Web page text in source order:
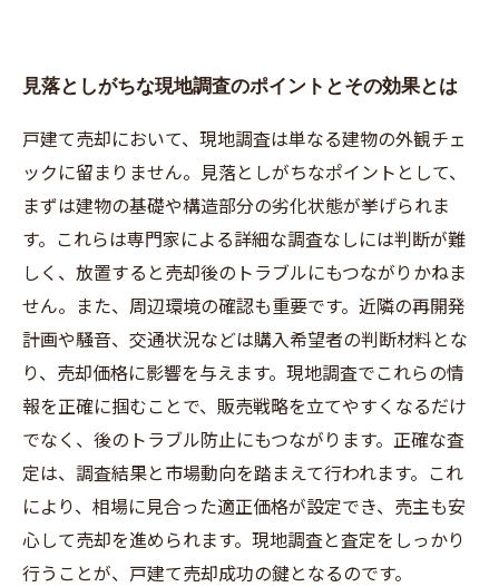
見落としがちな現地調査のポイントとその効果とは
戸建て売却において、現地調査は単なる建物の外観チェ
ックに留まりません。見落としがちなポイントとして、
まずは建物の基礎や構造部分の劣化状態が挙げられま
す。これらは専門家による詳細な調査なしには判断が難
しく、放置すると売却後のトラブルにもつながりかねま
せん。また、周辺環境の確認も重要です。近隣の再開発
計画や騒音、交通状況などは購入希望者の判断材料とな
り、売却価格に影響を与えます。現地調査でこれらの情
報を正確に掴むことで、販売戦略を立てやすくなるだけ
でなく、後のトラブル防止にもつながります。正確な査
定は、調査結果と市場動向を踏まえて行われます。これ
により、相場に見合った適正価格が設定でき、売主も安
心して売却を進められます。現地調査と査定をしっかり
行うことが、戸建て売却成功の鍵となるのです。